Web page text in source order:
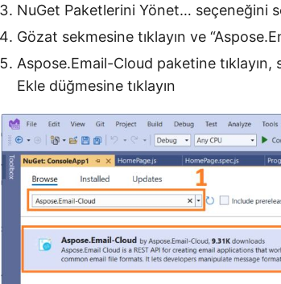
NuGet Paketlerini Yönet… seçeneğini
Gözat sekmesine tıklayın ve
Aspose.Email-Cloud paketine
Ekle düğmesine tıklayın